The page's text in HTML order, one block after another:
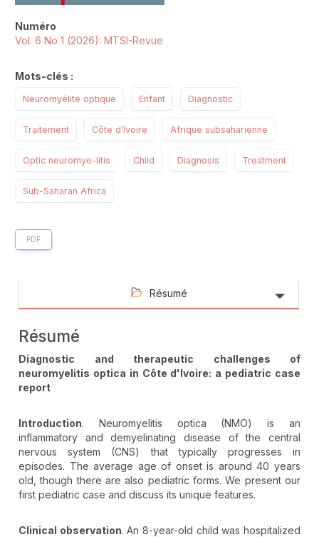
Numéro
Vol. 6 No 1 (2026): MTSI-Revue
Mots-clés :
Neuromyélite optique Enfant Diagnostic
Traitement Côte d’Ivoire Afrique subsaharienne
Optic neuromye-litis Child Diagnosis Treatment
Sub-Saharan Africa
PDF
Résumé
Résumé
Diagnostic and therapeutic challenges of
neuromyelitis optica in Côte d'Ivoire: a pediatric case
report
Introduction. Neuromyelitis optica (NMO) is an
inflammatory and demyelinating disease of the central
nervous system (CNS) that typically progresses in
episodes. The average age of onset is around 40 years
old, though there are also pediatric forms. We present our
first pediatric case and discuss its unique features.
Clinical observation. An 8-year-old child was hospitalized